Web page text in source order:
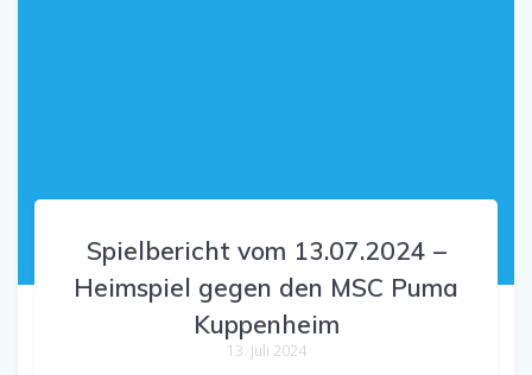
Spielbericht vom 13.07.2024 –
Heimspiel gegen den MSC Puma
Kuppenheim
13. Juli 2024